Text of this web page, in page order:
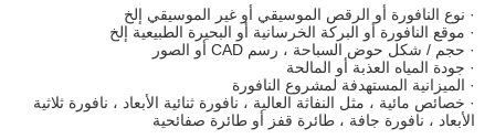
· نوع النافورة أو الرقص الموسيقي أو غير الموسيقي إلخ
· موقع النافورة أو البركة الخرسانية أو البحيرة الطبيعية إلخ
· حجم / شكل حوض السباحة ، رسم CAD أو الصور
· جودة المياه العذبة أو المالحة
· الميزانية المستهدفة لمشروع النافورة
· خصائص مائية ، مثل النفاثة العالية ، نافورة ثنائية الأبعاد ، نافورة ثلاثية
الأبعاد ، نافورة جافة ، طائرة قفز أو طائرة صفائحية